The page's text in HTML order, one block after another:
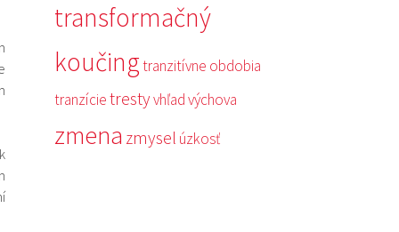
transformačný
koučingtranzitívne obdobia
tranzícietrestyvhľadvýchova
zmena zmysel úzkosť